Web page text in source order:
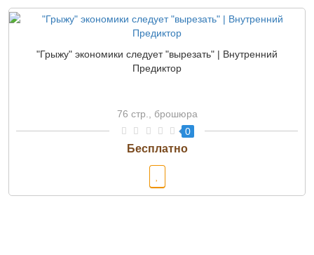
"Грыжу" экономики следует "вырезать" | Внутренний
Предиктор
76 стр., брошюра
0